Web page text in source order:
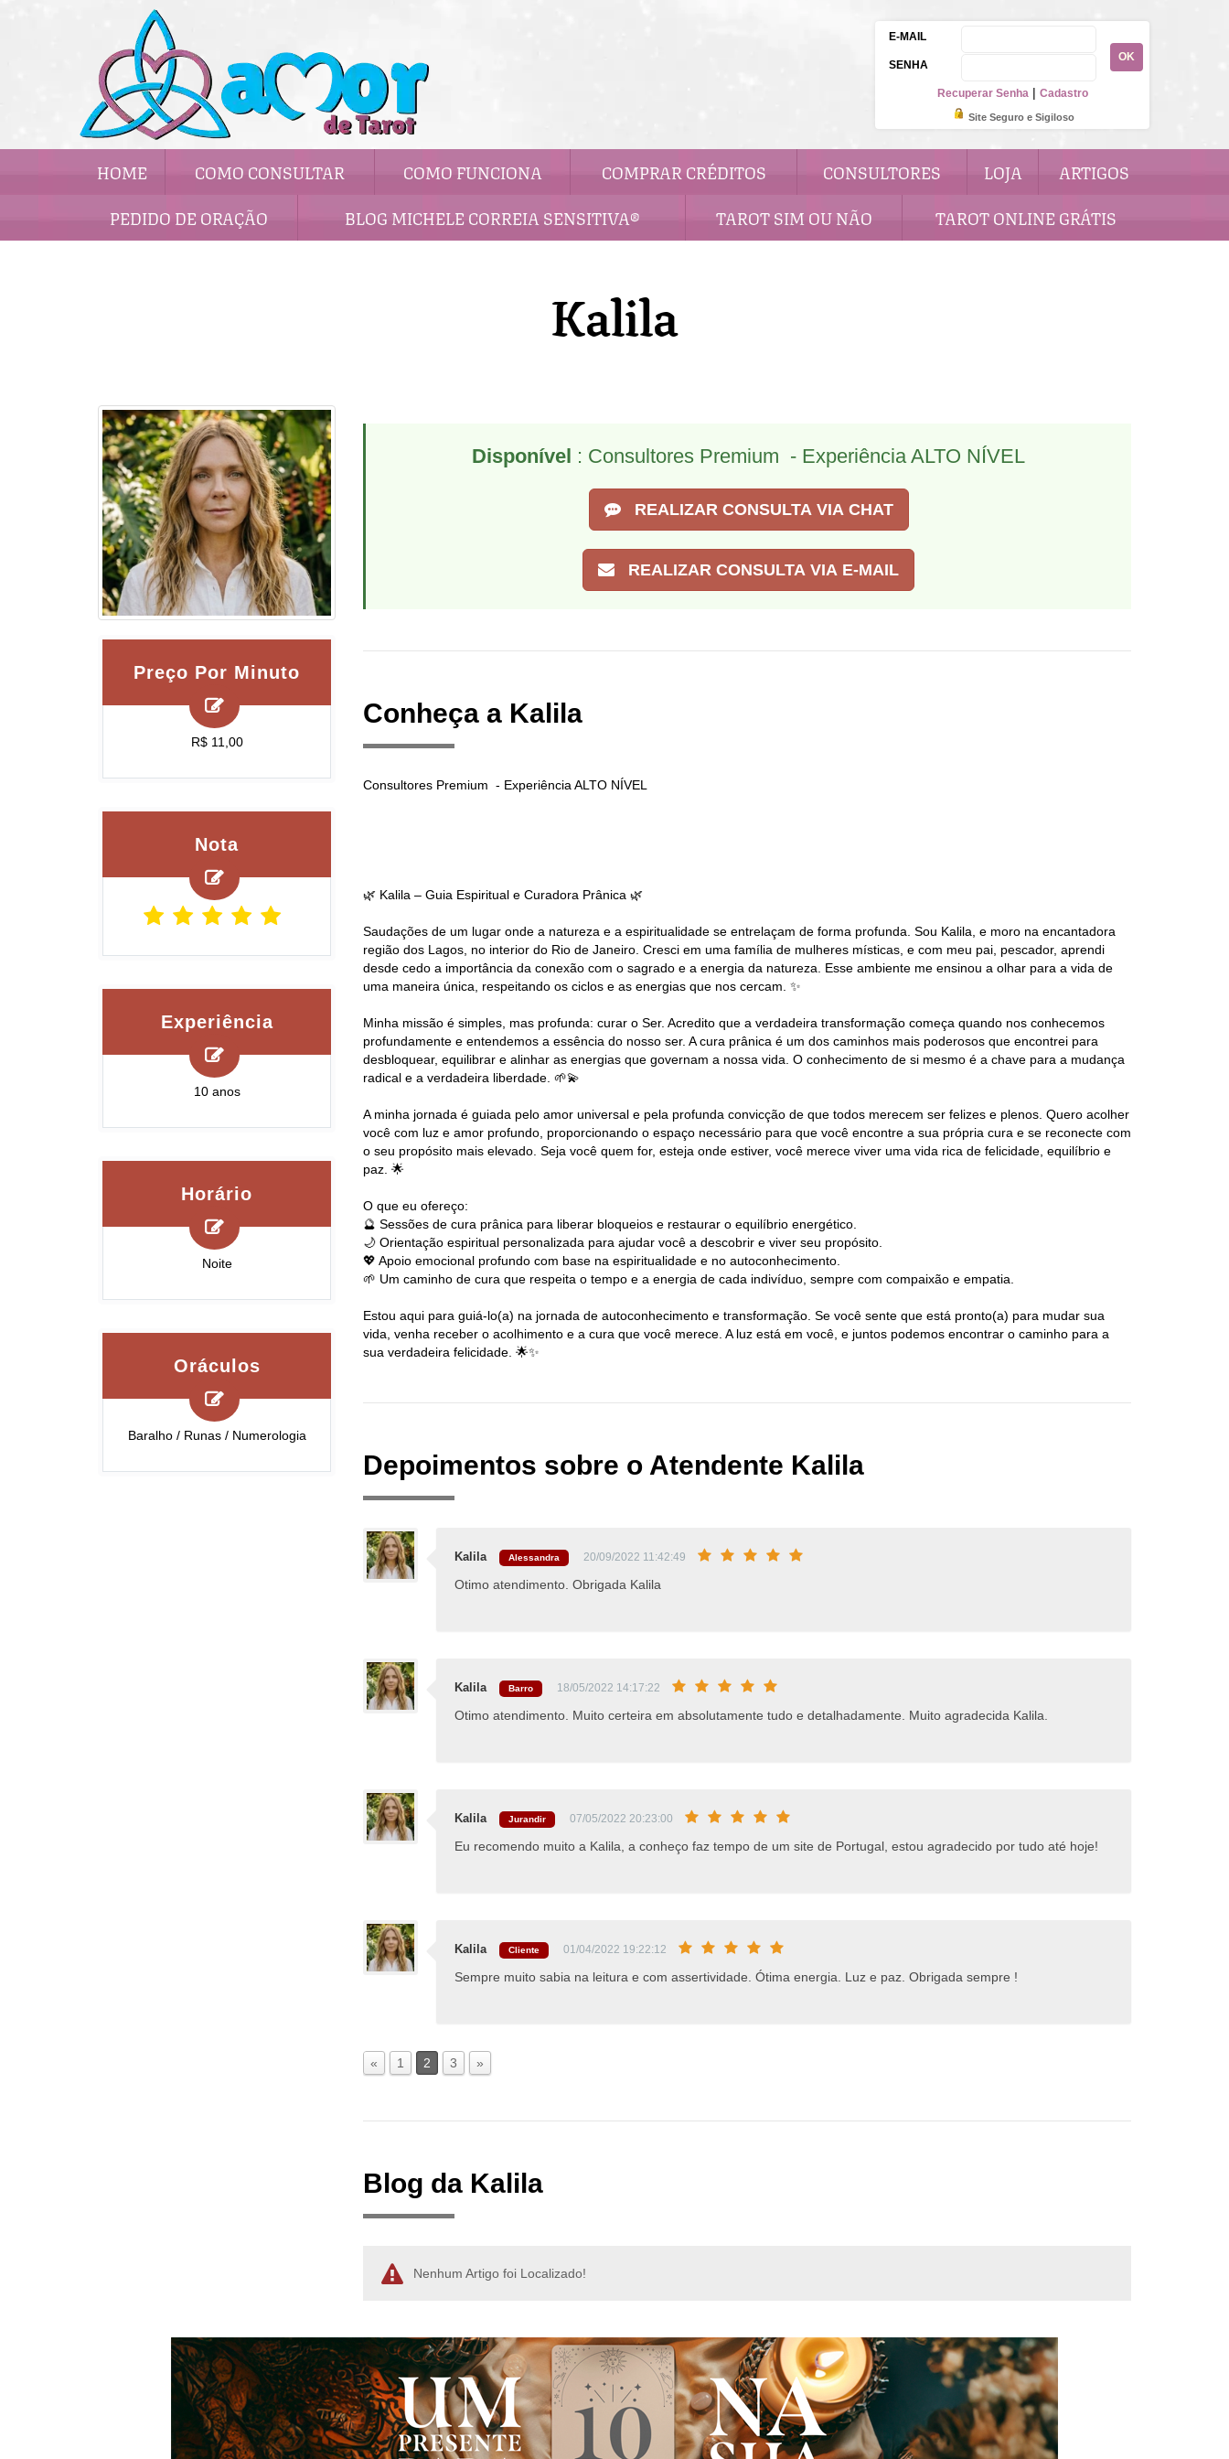
E-MAIL
SENHA
OK
Recuperar Senha | Cadastro
Site Seguro e Sigiloso
HOME COMO CONSULTAR COMO FUNCIONA COMPRAR CRÉDITOS CONSULTORES LOJA
ARTIGOS
PEDIDO DE ORAÇÃO
BLOG MICHELE CORREIA SENSITIVA® TAROT SIM OU NÃO TAROT ONLINE GRÁTIS
Kalila
Preço Por Minuto
R$ 11,00
Nota
Experiência
10 anos
Horário
Noite
Oráculos
Baralho / Runas / Numerologia
Disponível : Consultores Premium - Experiência ALTO NÍVEL
REALIZAR CONSULTA VIA CHAT
REALIZAR CONSULTA VIA E-MAIL
Conheça a Kalila
Consultores Premium - Experiência ALTO NÍVEL
🌿 Kalila – Guia Espiritual e Curadora Prânica 🌿
Saudações de um lugar onde a natureza e a espiritualidade se entrelaçam de forma profunda. Sou Kalila, e moro na encantadora
região dos Lagos, no interior do Rio de Janeiro. Cresci em uma família de mulheres místicas, e com meu pai, pescador, aprendi
desde cedo a importância da conexão com o sagrado e a energia da natureza. Esse ambiente me ensinou a olhar para a vida de
uma maneira única, respeitando os ciclos e as energias que nos cercam. ✨
Minha missão é simples, mas profunda: curar o Ser. Acredito que a verdadeira transformação começa quando nos conhecemos
profundamente e entendemos a essência do nosso ser. A cura prânica é um dos caminhos mais poderosos que encontrei para
desbloquear, equilibrar e alinhar as energias que governam a nossa vida. O conhecimento de si mesmo é a chave para a mudança
radical e a verdadeira liberdade. 🌱💫
A minha jornada é guiada pelo amor universal e pela profunda convicção de que todos merecem ser felizes e plenos. Quero acolher
você com luz e amor profundo, proporcionando o espaço necessário para que você encontre a sua própria cura e se reconecte com
o seu propósito mais elevado. Seja você quem for, esteja onde estiver, você merece viver uma vida rica de felicidade, equilíbrio e
paz. 🌟
O que eu ofereço:
🔮 Sessões de cura prânica para liberar bloqueios e restaurar o equilíbrio energético.
🌙 Orientação espiritual personalizada para ajudar você a descobrir e viver seu propósito.
💖 Apoio emocional profundo com base na espiritualidade e no autoconhecimento.
🌱 Um caminho de cura que respeita o tempo e a energia de cada indivíduo, sempre com compaixão e empatia.
Estou aqui para guiá-lo(a) na jornada de autoconhecimento e transformação. Se você sente que está pronto(a) para mudar sua
vida, venha receber o acolhimento e a cura que você merece. A luz está em você, e juntos podemos encontrar o caminho para a
sua verdadeira felicidade. 🌟✨
Depoimentos sobre o Atendente Kalila
Kalila Alessandra 20/09/2022 11:42:49
Otimo atendimento. Obrigada Kalila
Kalila Barro 18/05/2022 14:17:22
Otimo atendimento. Muito certeira em absolutamente tudo e detalhadamente. Muito agradecida Kalila.
Kalila Jurandir 07/05/2022 20:23:00
Eu recomendo muito a Kalila, a conheço faz tempo de um site de Portugal, estou agradecido por tudo até hoje!
Kalila Cliente 01/04/2022 19:22:12
Sempre muito sabia na leitura e com assertividade. Ótima energia. Luz e paz. Obrigada sempre !
« 1 2 3 »
Blog da Kalila
Nenhum Artigo foi Localizado!